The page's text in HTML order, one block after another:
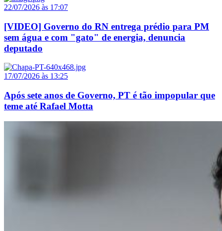
22/07/2026 às 17:07
[VIDEO] Governo do RN entrega prédio para PM
sem água e com "gato" de energia, denuncia
deputado
17/07/2026 às 13:25
Após sete anos de Governo, PT é tão impopular que
teme até Rafael Motta